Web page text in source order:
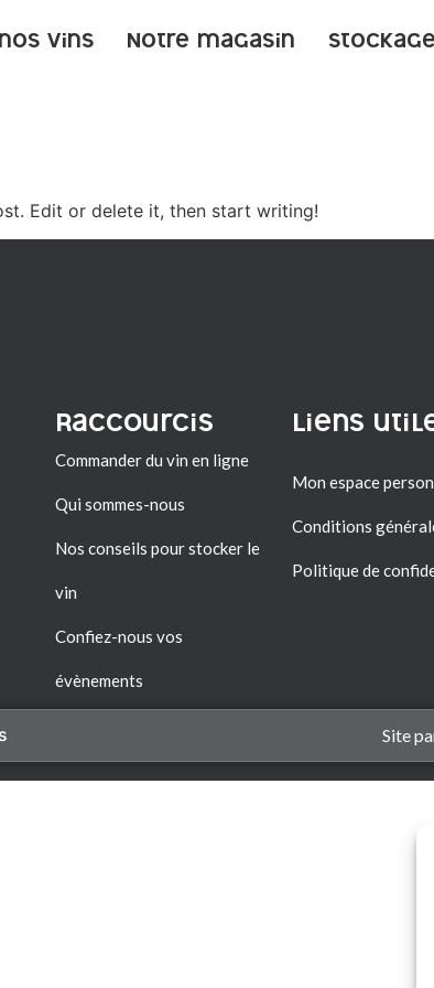
nos vins Notre magasin
Edit or delete it, then start writing!
Raccourcis
Commander du vin en ligne
Qui sommes-nous
Nos conseils pour stocker le
vin
Confiez-nous vos
évènements
Liens
Mon espace
Conditions
Politique de
Site